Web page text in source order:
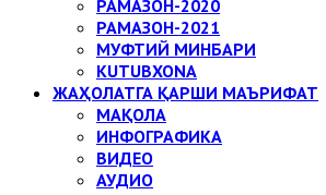
РАМАЗОН-2020
РАМАЗОН-2021
МУФТИЙ МИНБАРИ
KUTUBXONA
ЖАҲОЛАТГА ҚАРШИ МАЪРИФАТ
МАҚОЛА
ИНФОГРАФИКА
ВИДЕО
АУДИО